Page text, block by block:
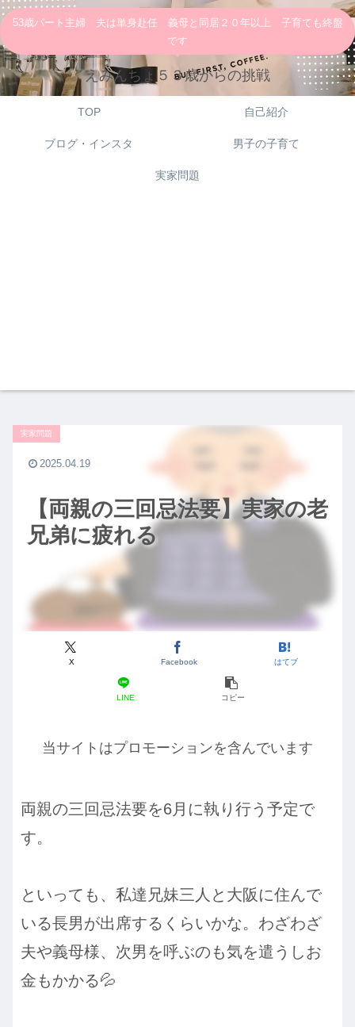
53歳パート主婦 夫は単身赴任 義母と同居２０年以上 子育ても終盤
です
えみんちょ５３歳からの挑戦
TOP 自己紹介
ブログ・インスタ 男子の子育て
実家問題
【両親の三回忌法要】実家の老
兄弟に疲れる
実家問題
X Facebook はてブ
LINE コピー
2025.04.19
当サイトはプロモーションを含んでいます
両親の三回忌法要を6月に執り行う予定で
す。
といっても、私達兄妹三人と大阪に住んで
いる長男が出席するくらいかな。わざわざ
夫や義母様、次男を呼ぶのも気を遣うしお
金もかかる💦